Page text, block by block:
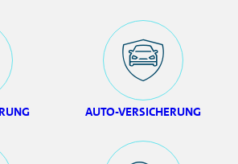
AUTO-VERSICHERUNG